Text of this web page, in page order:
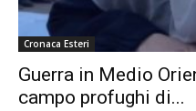
Cronaca Esteri
Guerra in Medio
campo profughi di...